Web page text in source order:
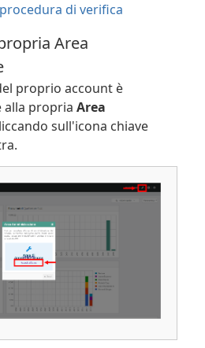
di verifica
Area
proprio account è
alla propria Area
sull'icona chiave